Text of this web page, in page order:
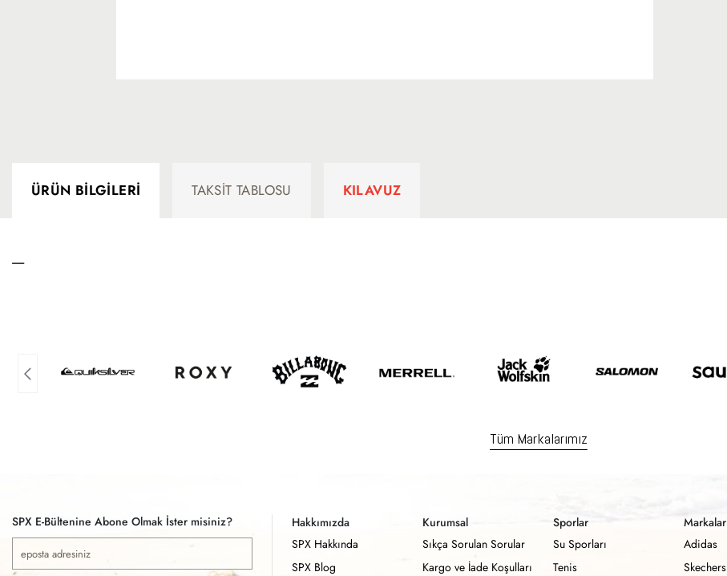
ÜRÜN BILGILERI TAKSIT TABLOSU KILAVUZ
-----
Tüm Markalarımız
SPX E-Bültenine Abone Olmak İster misiniz?
Hakkımızda
SPX Hakkında
SPX Blog
Kurumsal
Sıkça Sorulan Sorular
Kargo ve İade Koşulları
Sporlar
Su Sporları
Tenis
Markalar
Adidas
Skechers